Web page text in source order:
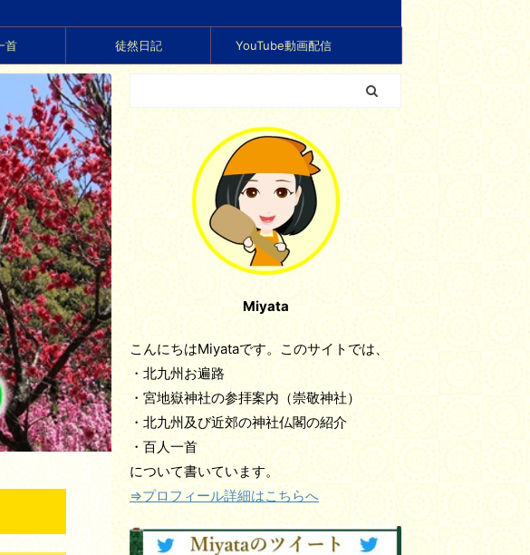
首 徒然日記 YouTube動画配信
Miyata
こんにちはMiyataです。このサイトでは、
・北九州お遍路
・宮地嶽神社の参拝案内（崇敬神社）
・北九州及び近郊の神社仏閣の紹介
・百人一首
について書いています。
⇒プロフィール詳細はこちらへ